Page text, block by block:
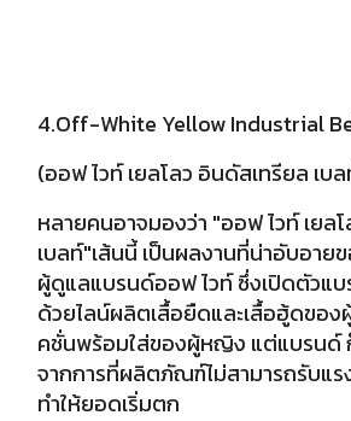
4.Off-White Yellow Industrial
(ออฟ ไวท์ เยลโลว อินดัสเทรียล เบ
หลายคนอาจมองว่า "ออฟ ไวท์ เยล
เบลท์"เส้นนี้ เป็นผลงานที่น่าอับอา
ผู้ดูแลแบรนด์ออฟ ไวท์ ซึ่งเปิดตัวแบ
ด้วยไลน์ผลิตเสื้อยืดและเสื้อฮู้ดของ
คชั่นพร้อมใส่ของผู้หญิง แต่แบรนด์
จากการที่ผลิตภัณฑ์ไม่สามารถรับแ
ทำให้ยอดเริ่มตก